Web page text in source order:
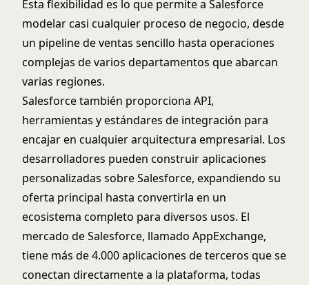
Esta flexibilidad es lo que permite a Salesforce
modelar casi cualquier proceso de negocio, desde
un pipeline de ventas sencillo hasta operaciones
complejas de varios departamentos que abarcan
varias regiones.
Salesforce también proporciona API,
herramientas y estándares de integración para
encajar en cualquier arquitectura empresarial. Los
desarrolladores pueden construir aplicaciones
personalizadas sobre Salesforce, expandiendo su
oferta principal hasta convertirla en un
ecosistema completo para diversos usos. El
mercado de Salesforce, llamado AppExchange,
tiene más de 4.000 aplicaciones de terceros que se
conectan directamente a la plataforma, todas